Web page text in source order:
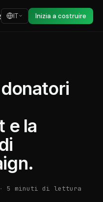
IT Inizia a costruire
e la
5 minuti di lettura